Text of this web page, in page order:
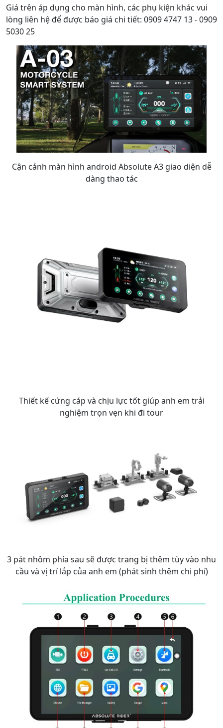
Giá trên áp dụng cho màn hình, các phụ kiện khác vui
lòng liên hệ để được báo giá chi tiết: 0909 4747 13 - 0909
5030 25
Cận cảnh màn hình android Absolute A3 giao diện dễ
dàng thao tác
Thiết kế cứng cáp và chịu lực tốt giúp anh em trải
nghiệm trọn vẹn khi đi tour
3 pát nhôm phía sau sẽ được trang bị thêm tùy vào nhu
cầu và vị trí lắp của anh em (phát sinh thêm chi phí)